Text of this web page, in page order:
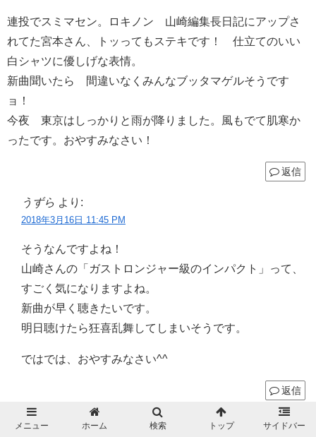
連投でスミマセン。ロキノン 山崎編集長日記にアップさ
れてた宮本さん、トッってもステキです！ 仕立てのいい
白シャツに優しげな表情。
新曲聞いたら 間違いなくみんなブッタマゲルそうです
ョ！
今夜 東京はしっかりと雨が降りました。風もでて肌寒か
ったです。おやすみなさい！
返信
うずら より:
2018年3月16日 11:45 PM
そうなんですよね！
山崎さんの「ガストロンジャー級のインパクト」って、
すごく気になりますよね。
新曲が早く聴きたいです。
明日聴けたら狂喜乱舞してしまいそうです。
ではでは、おやすみなさい^^
返信
ツナママ
メニュー ホーム 検索 トップ サイドバー